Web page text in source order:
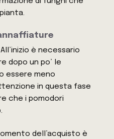
è necessario
dopo un po’ le
essere meno
in questa fase
che i pomodori
dell’acquisto è